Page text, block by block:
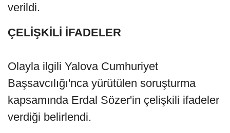
verildi.
ÇELİŞKİLİ İFADELER
Olayla ilgili Yalova Cumhuriyet
Başsavcılığı'nca yürütülen soruşturma
kapsamında Erdal Sözer'in çelişkili ifadeler
verdiği belirlendi.